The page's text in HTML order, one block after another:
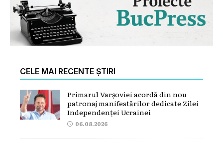
CELE MAI RECENTE ȘTIRI
Primarul Varșoviei acordă din nou
patronaj manifestărilor dedicate Zilei
Independenței Ucrainei
06.08.2026